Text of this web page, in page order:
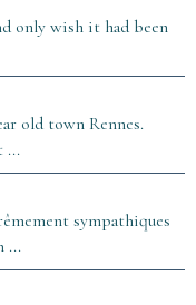
only wish it had been
old town Rennes.
...
sympathiques
...